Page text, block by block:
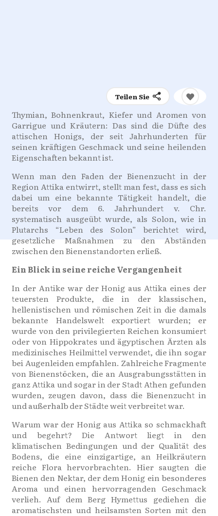
Teilen Sie
Thymian, Bohnenkraut, Kiefer und Aromen von
Garrigue und Kräutern: Das sind die Düfte des
attischen Honigs, der seit Jahrhunderten für
seinen kräftigen Geschmack und seine heilenden
Eigenschaften bekannt ist.
Wenn man den Faden der Bienenzucht in der
Region Attika entwirrt, stellt man fest, dass es sich
dabei um eine bekannte Tätigkeit handelt, die
bereits vor dem 6. Jahrhundert v. Chr.
systematisch ausgeübt wurde, als Solon, wie in
Plutarchs “Leben des Solon” berichtet wird,
gesetzliche Maßnahmen zu den Abständen
zwischen den Bienenstandorten erließ.
Ein Blick in seine reiche Vergangenheit
In der Antike war der Honig aus Attika eines der
teuersten Produkte, die in der klassischen,
hellenistischen und römischen Zeit in die damals
bekannte Handelswelt exportiert wurden; er
wurde von den privilegierten Reichen konsumiert
oder von Hippokrates und ägyptischen Ärzten als
medizinisches Heilmittel verwendet, die ihn sogar
bei Augenleiden empfahlen. Zahlreiche Fragmente
von Bienenstöcken, die an Ausgrabungsstätten in
ganz Attika und sogar in der Stadt Athen gefunden
wurden, zeugen davon, dass die Bienenzucht in
und außerhalb der Städte weit verbreitet war.
Warum war der Honig aus Attika so schmackhaft
und begehrt? Die Antwort liegt in den
klimatischen Bedingungen und der Qualität des
Bodens, die eine einzigartige, an Heilkräutern
reiche Flora hervorbrachten. Hier saugten die
Bienen den Nektar, der dem Honig ein besonderes
Aroma und einen hervorragenden Geschmack
verlieh. Auf dem Berg Hymettus gediehen die
aromatischsten und heilsamsten Sorten mit den